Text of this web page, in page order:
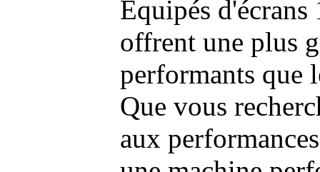
Équipés
offrent une plus
performants que
Que vous
aux